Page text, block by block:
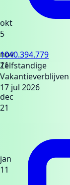
okt
5
nov
11
dec
21
jan
11
1040.394.779
Zelfstandige
Vakantieverblijven
17 jul 2026